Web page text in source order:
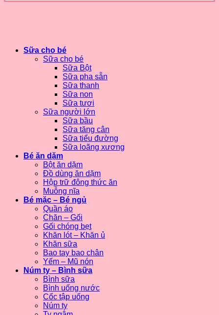
Sữa cho bé
Sữa cho bé
Sữa Bột
Sữa pha sẵn
Sữa thanh
Sữa non
Sữa tươi
Sữa người lớn
Sữa bầu
Sữa tăng cân
Sữa tiểu đường
Sữa loãng xương
Bé ăn dặm
Bột ăn dặm
Đồ dùng ăn dặm
Hộp trữ đông thức ăn
Muỗng nĩa
Bé mặc – Bé ngủ
Quần áo
Chăn – Gối
Gối chóng bẹt
Khăn lót – Khăn ủ
Khăn sữa
Bao tay bao chân
Yếm – Mũ nón
Núm ty – Bình sữa
Bình sữa
Bình uống nước
Cốc tập uống
Núm ty